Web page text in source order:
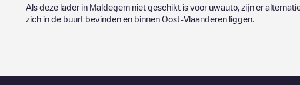
Als deze lader in Maldegem niet geschikt is voor uwauto, zijn er
zich in de buurt bevinden en binnen Oost-Vlaanderen liggen.